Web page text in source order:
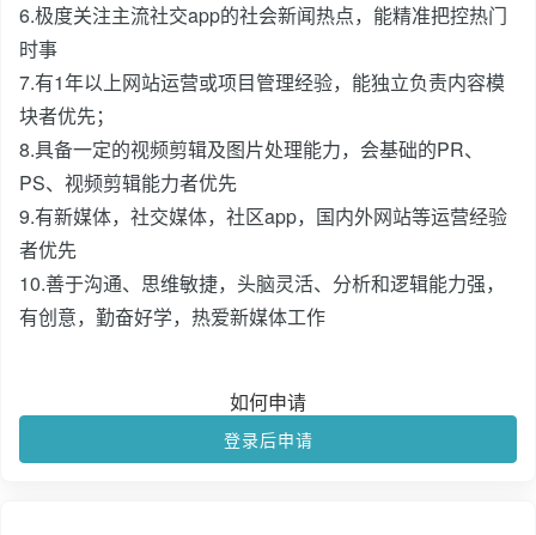
6.极度关注主流社交app的社会新闻热点，能精准把控热门
时事
7.有1年以上网站运营或项目管理经验，能独立负责内容模
块者优先；
8.具备一定的视频剪辑及图片处理能力，会基础的PR、
PS、视频剪辑能力者优先
9.有新媒体，社交媒体，社区app，国内外网站等运营经验
者优先
10.善于沟通、思维敏捷，头脑灵活、分析和逻辑能力强，
有创意，勤奋好学，热爱新媒体工作
如何申请
登录后申请